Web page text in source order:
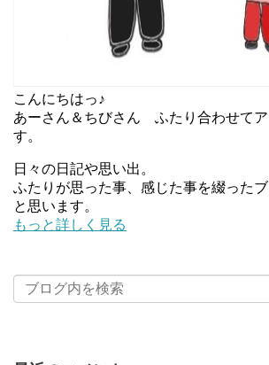
こんにちはっ♪
あーさん＆ちびさん ふたり合わせてア
す。
日々の日記や思い出。
ふたりが思った事、感じた事を綴った
と思います。
もっと詳しく見る